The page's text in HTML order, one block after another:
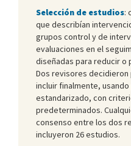
Selección de estudios:
que describían
grupos control y de
evaluaciones en el
diseñadas para reducir o
Dos revisores
incluir finalmente,
estandarizado, con
predeterminados.
consenso entre los dos
incluyeron 26 estudios.